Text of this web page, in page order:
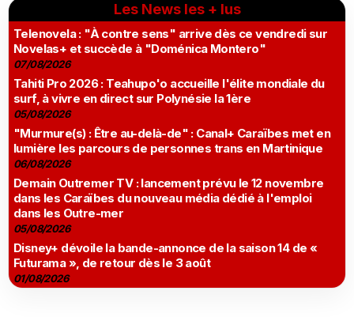
Les News les + lus
Telenovela : "À contre sens" arrive dès ce vendredi sur
Novelas+ et succède à "Doménica Montero"
07/08/2026
Tahiti Pro 2026 : Teahupo'o accueille l'élite mondiale du
surf, à vivre en direct sur Polynésie la 1ère
05/08/2026
"Murmure(s) : Être au-delà-de" : Canal+ Caraïbes met en
lumière les parcours de personnes trans en Martinique
06/08/2026
Demain Outremer TV : lancement prévu le 12 novembre
dans les Caraïbes du nouveau média dédié à l'emploi
dans les Outre-mer
05/08/2026
Disney+ dévoile la bande-annonce de la saison 14 de «
Futurama », de retour dès le 3 août
01/08/2026